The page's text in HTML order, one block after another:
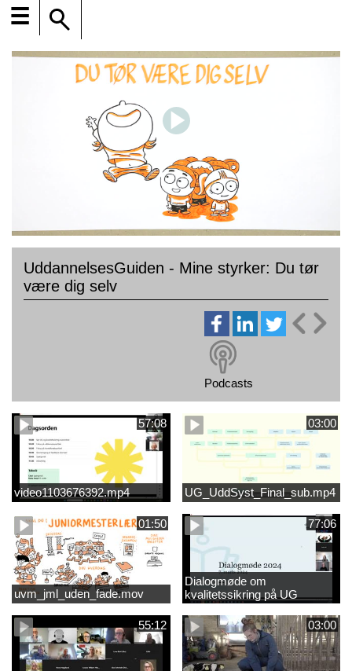
☰
UddannelsesGuiden - Mine styrker: Du tør
være dig selv
Podcasts
57:08
video1103676392.mp4
03:00
UG_UddSyst_Final_sub.mp4
01:50
uvm_jml_uden_fade.mov
77:06
Dialogmøde om
kvalitetssikring på UG
55:12 03:00